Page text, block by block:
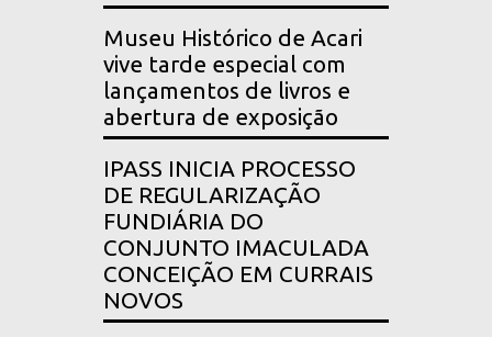
Museu Histórico de Acari
vive tarde especial com
lançamentos de livros e
abertura de exposição
IPASS INICIA PROCESSO
DE REGULARIZAÇÃO
FUNDIÁRIA DO
CONJUNTO IMACULADA
CONCEIÇÃO EM CURRAIS
NOVOS